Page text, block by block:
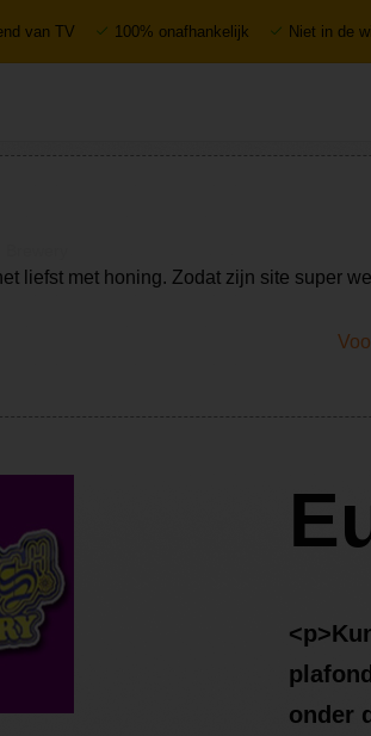
van TV 100% onafhankelijk Niet in de
onder
liefst met honing. Zodat zijn site super